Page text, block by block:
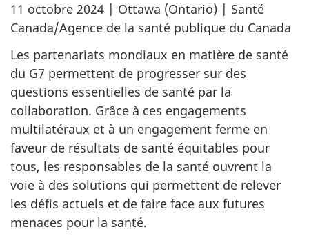
11 octobre 2024 | Ottawa (Ontario) | Santé
Canada/Agence de la santé publique du Canada
Les partenariats mondiaux en matière de santé
du G7 permettent de progresser sur des
questions essentielles de santé par la
collaboration. Grâce à ces engagements
multilatéraux et à un engagement ferme en
faveur de résultats de santé équitables pour
tous, les responsables de la santé ouvrent la
voie à des solutions qui permettent de relever
les défis actuels et de faire face aux futures
menaces pour la santé.